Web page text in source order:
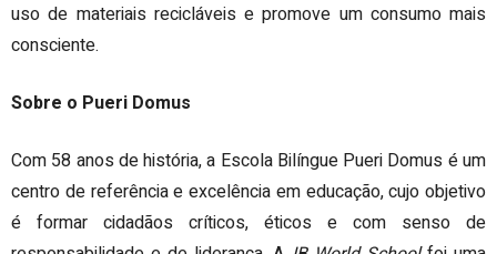
uso de materiais recicláveis e promove um consumo mais
consciente.
Sobre o Pueri Domus
Com 58 anos de história, a Escola Bilíngue Pueri Domus é um
centro de referência e excelência em educação, cujo objetivo
é formar cidadãos críticos, éticos e com senso de